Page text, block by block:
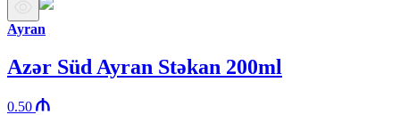
Ayran
Azər Süd Ayran Stəkan 200ml
0.50